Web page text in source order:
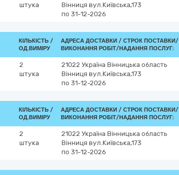
штука
Вінниця вул.Київська,173
по 31-12-2026
КІЛЬКІСТЬ /
ОД.ВИМІРУ
АДРЕСА ДОСТАВКИ / СТРОК ПОСТАВКИ/
ВИКОНАННЯ РОБІТ/НАДАННЯ ПОСЛУГ:
2
штука
21022 Україна Вінницька область
Вінниця вул.Київська,173
по 31-12-2026
КІЛЬКІСТЬ /
ОД.ВИМІРУ
АДРЕСА ДОСТАВКИ / СТРОК ПОСТАВКИ/
ВИКОНАННЯ РОБІТ/НАДАННЯ ПОСЛУГ:
2
штука
21022 Україна Вінницька область
Вінниця вул.Київська,173
по 31-12-2026